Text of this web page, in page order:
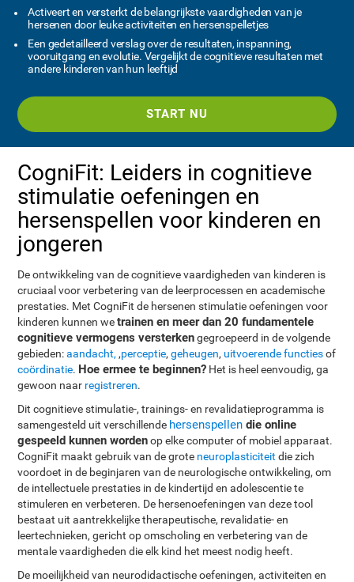
Activeert en versterkt de belangrijkste vaardigheden van je
hersenen door leuke activiteiten en hersenspelletjes
Een gedetailleerd verslag over de resultaten, inspanning,
vooruitgang en evolutie. Vergelijkt de cognitieve resultaten met
andere kinderen van hun leeftijd
START NU
CogniFit: Leiders in cognitieve
stimulatie oefeningen en
hersenspellen voor kinderen en
jongeren
De ontwikkeling van de cognitieve vaardigheden van kinderen is
cruciaal voor verbetering van de leerprocessen en academische
prestaties. Met CogniFit de hersenen stimulatie oefeningen voor
kinderen kunnen wetrainen en meer dan 20 fundamentele
cognitieve vermogens versterkengegroepeerd in de volgende
gebieden:aandacht, ,perceptie,geheugen, uitvoerende functiesof
coördinatie. Hoe ermee te beginnen? Het is heel eenvoudig, ga
gewoon naar registreren.
Dit cognitieve stimulatie-, trainings- en revalidatieprogramma is
samengesteld uit verschillende hersenspellen die online
gespeeld kunnen wordenop elke computer of mobiel apparaat.
CogniFit maakt gebruik van de grote neuroplasticiteit die zich
voordoet in de beginjaren van de neurologische ontwikkeling, om
de intellectuele prestaties in de kindertijd en adolescentie te
stimuleren en verbeteren. De hersenoefeningen van deze tool
bestaat uit aantrekkelijke therapeutische, revalidatie- en
leertechnieken, gericht op omscholing en verbetering van de
mentale vaardigheden die elk kind het meest nodig heeft.
De moeilijkheid van neurodidactische oefeningen, activiteiten en